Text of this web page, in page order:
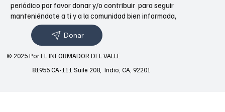
periódico por favor donar y/o contribuir para seguir
manteniéndote a ti y a la comunidad bien informada,
Donar
81955 CA-111 Suite 208, Indio, CA, 92201
© 2025 Por EL INFORMADOR DEL VALLE